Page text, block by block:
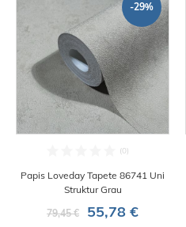
-29%
Papis Loveday Tapete 86741 Uni
Struktur Grau
79,45 €
55,78 €